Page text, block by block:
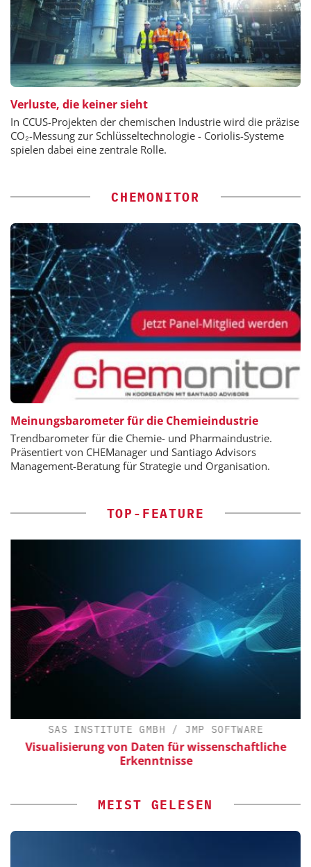
Verluste, die keiner sieht
In CCUS-Projekten der chemischen Industrie wird die präzise
CO₂-Messung zur Schlüsseltechnologie - Coriolis-Systeme
spielen dabei eine zentrale Rolle.
CHEMONITOR
Meinungsbarometer für die Chemieindustrie
Trendbarometer für die Chemie- und Pharmaindustrie.
Präsentiert von CHEManager und Santiago Advisors
Management-Beratung für Strategie und Organisation.
TOP-FEATURE
SAS INSTITUTE GMBH / JMP SOFTWARE
Visualisierung von Daten für wissenschaftliche
Erkenntnisse
MEIST GELESEN